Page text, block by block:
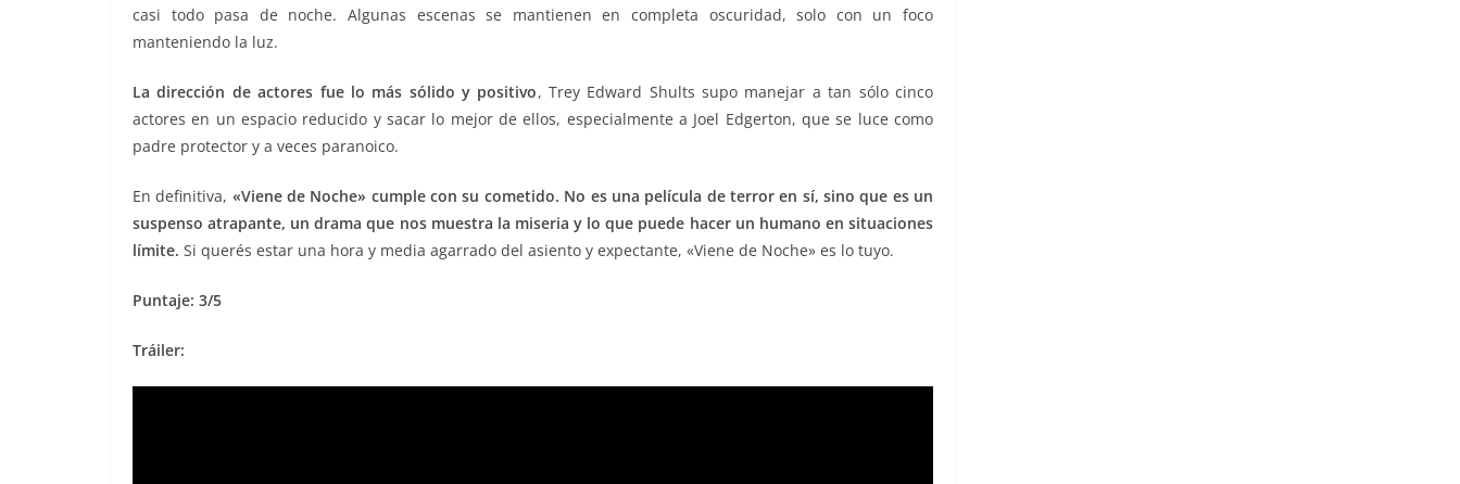
casi todo pasa de noche. Algunas escenas se mantienen en completa oscuridad, solo con un foco
manteniendo la luz.
La dirección de actores fue lo más sólido y positivo, Trey Edward Shults supo manejar a tan sólo cinco
actores en un espacio reducido y sacar lo mejor de ellos, especialmente a Joel Edgerton, que se luce como
padre protector y a veces paranoico.
En definitiva, «Viene de Noche» cumple con su cometido. No es una película de terror en sí, sino que es un
suspenso atrapante, un drama que nos muestra la miseria y lo que puede hacer un humano en situaciones
límite. Si querés estar una hora y media agarrado del asiento y expectante, «Viene de Noche» es lo tuyo.
Puntaje: 3/5
Tráiler: